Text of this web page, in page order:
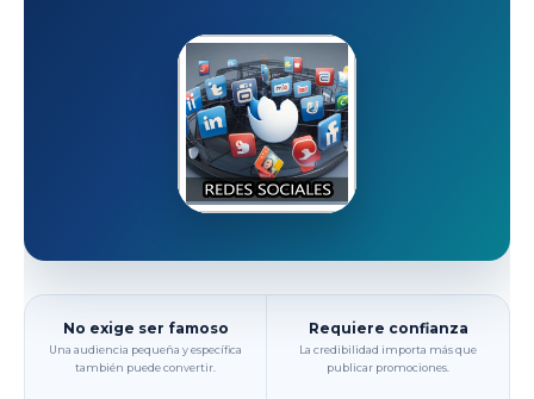
No exige ser famoso
Una audiencia pequeña y específica
también puede convertir.
Requiere confianza
La credibilidad importa más que
publicar promociones.